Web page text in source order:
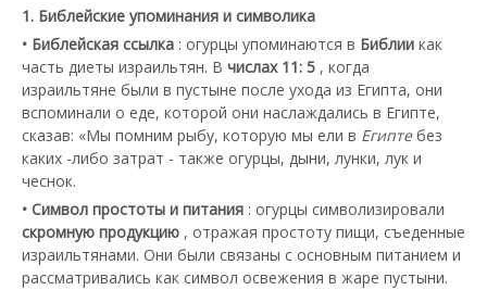
1. Библейские упоминания и символика
• Библейская ссылка : огурцы упоминаются в Библии как
часть диеты израильтян. В числах 11: 5 , когда
израильтяне были в пустыне после ухода из Египта, они
вспоминали о еде, которой они наслаждались в Египте,
сказав: «Мы помним рыбу, которую мы ели в Египтебез
каких -либо затрат - также огурцы, дыни, лунки, лук и
чеснок.
• Символ простоты и питания : огурцы символизировали
скромную продукцию , отражая простоту пищи, съеденные
израильтянами. Они были связаны с основным питанием и
рассматривались как символ освежения в жаре пустыни.